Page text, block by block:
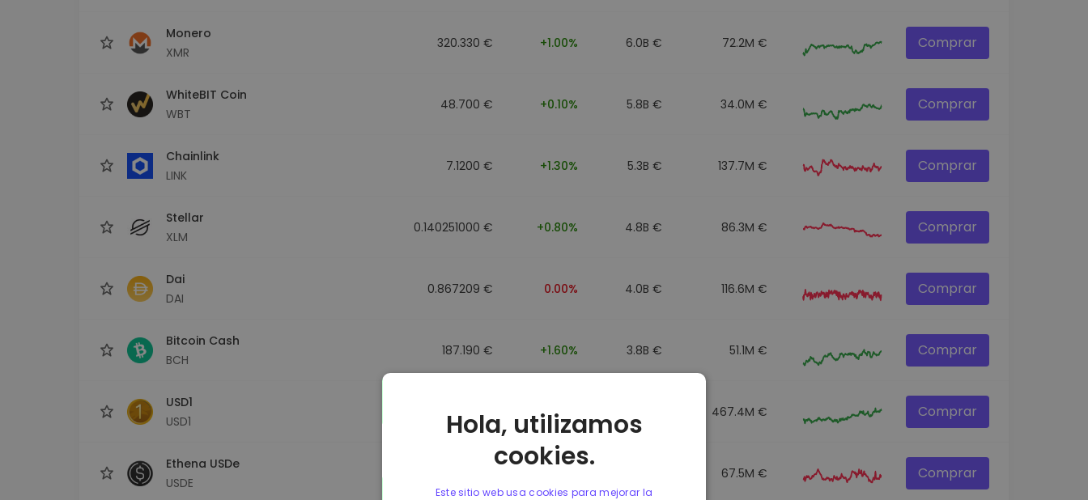
Monero
XMR
320.330 € +1.00% 6.0B € 72.2M € Comprar
WhiteBIT Coin
WBT
48.700 € +0.10% 5.8B € 34.0M € Comprar
Chainlink
LINK
7.1200 € +1.30% 5.3B € 137.7M € Comprar
Stellar
XLM
0.140251000 € +0.80% 4.8B € 86.3M € Comprar
Dai
DAI
0.867209 € 0.00% 4.0B € 116.6M € Comprar
Bitcoin Cash
BCH
187.190 € +1.60% 3.8B € 51.1M € Comprar
USD1
USD1
0.867184 € 0.00% 467.4M € Comprar
Ethena USDe
USDE
67.5M € Comprar
Hola, utilizamos
cookies.
Este sitio web usa cookies para mejorar la